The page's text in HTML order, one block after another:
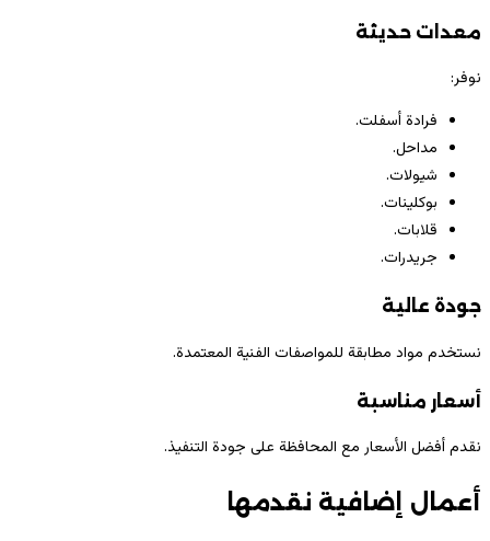
معدات حديثة
نوفر:
فرادة أسفلت.
مداحل.
شيولات.
بوكلينات.
قلابات.
جريدرات.
جودة عالية
نستخدم مواد مطابقة للمواصفات الفنية المعتمدة.
أسعار مناسبة
نقدم أفضل الأسعار مع المحافظة على جودة التنفيذ.
أعمال إضافية نقدمها